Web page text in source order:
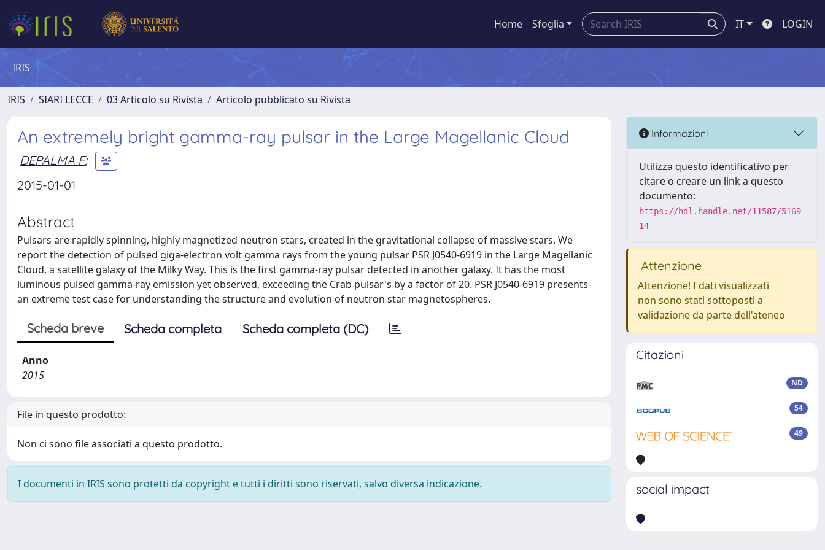
Home Sfoglia IT LOGIN
IRIS
IRIS SIARI LECCE 03 Articolo su Rivista Articolo pubblicato su Rivista
An extremely bright gamma-ray pulsar in the Large Magellanic Cloud
DEPALMA F;
2015-01-01
Abstract
Pulsars are rapidly spinning, highly magnetized neutron stars, created in the gravitational collapse of massive stars. We
report the detection of pulsed giga-electron volt gamma rays from the young pulsar PSR J0540-6919 in the Large Magellanic
Cloud, a satellite galaxy of the Milky Way. This is the first gamma-ray pulsar detected in another galaxy. It has the most
luminous pulsed gamma-ray emission yet observed, exceeding the Crab pulsar's by a factor of 20. PSR J0540-6919 presents
an extreme test case for understanding the structure and evolution of neutron star magnetospheres.
Scheda breve Scheda completa Scheda completa (DC)
Anno
2015
File in questo prodotto:
Non ci sono file associati a questo prodotto.
I documenti in IRIS sono protetti da copyright e tutti i diritti sono riservati, salvo diversa indicazione.
Informazioni
Utilizza questo identificativo per
citare o creare un link a questo
documento:
https://hdl.handle.net/11587/5169
14
Attenzione
Attenzione! I dati visualizzati
non sono stati sottoposti a
validazione da parte dell'ateneo
Citazioni
ND
54
49
social impact